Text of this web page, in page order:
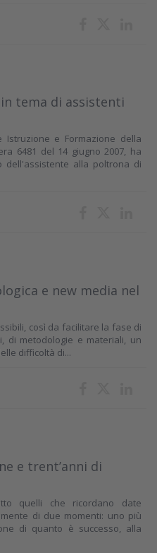
tema di assistenti
Istruzione e Formazione della
6481 del 14 giugno 2007, ha
dell'assistente alla poltrona di
e new media nel
così da facilitare la fase di
di metodologie e materiali, un
difficoltà di...
e trent’anni di
quelli che ricordano date
di due momenti: uno più
di quanto è successo, alla